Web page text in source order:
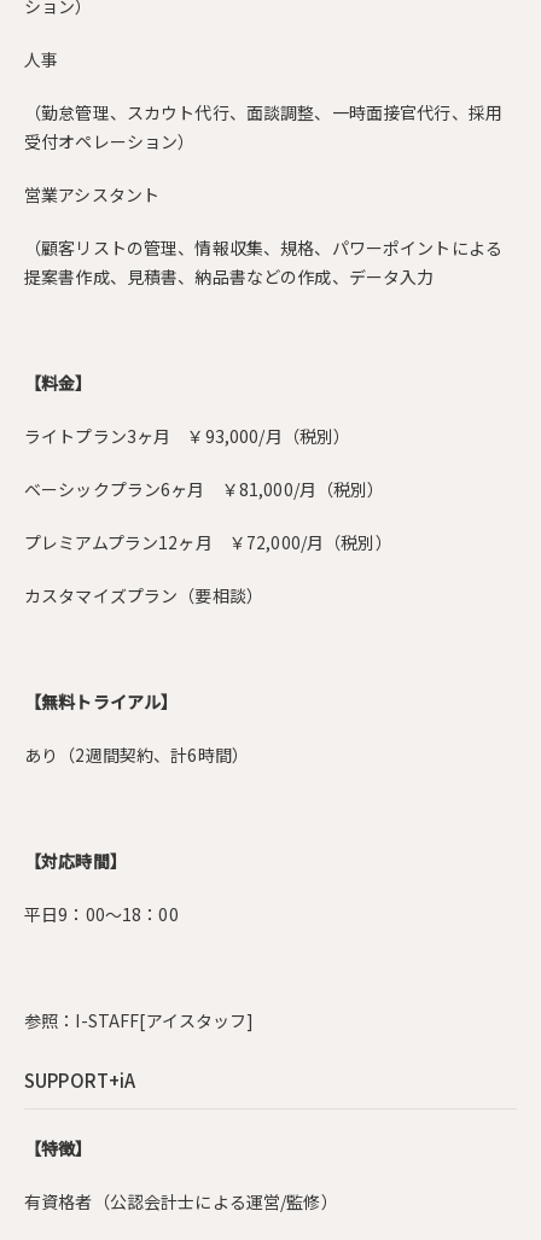
ション）
人事
（勤怠管理、スカウト代行、面談調整、一時面接官代行、採用
受付オペレーション）
営業アシスタント
（顧客リストの管理、情報収集、規格、パワーポイントによる
提案書作成、見積書、納品書などの作成、データ入力
【料金】
ライトプラン3ヶ月 ￥93,000/月（税別）
ベーシックプラン6ヶ月 ￥81,000/月（税別）
プレミアムプラン12ヶ月 ￥72,000/月（税別）
カスタマイズプラン（要相談）
【無料トライアル】
あり（2週間契約、計6時間）
【対応時間】
平日9：00～18：00
参照： I-STAFF[アイスタッフ]
SUPPORT+iA
【特徴】
有資格者（公認会計士による運営/監修）